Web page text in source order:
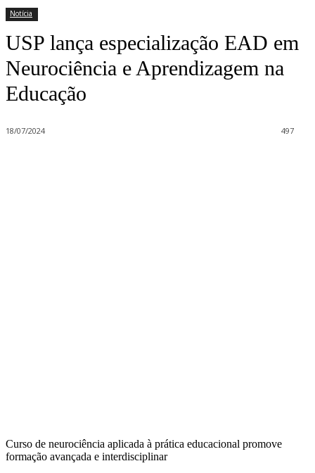
Notícia
USP lança especialização EAD em
Neurociência e Aprendizagem na
Educação
18/07/2024 497
Curso de neurociência aplicada à prática educacional promove
formação avançada e interdisciplinar